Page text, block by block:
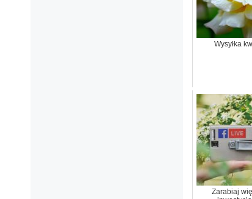
Wysyłka
Zarabiaj